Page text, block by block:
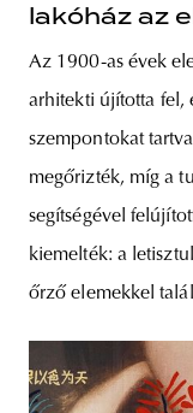
lakóház az
Az 1900-as évek
arhitekti újította fel,
szempontokat
megőrizték, míg a
segítségével
kiemelték: a
őrző elemekkel